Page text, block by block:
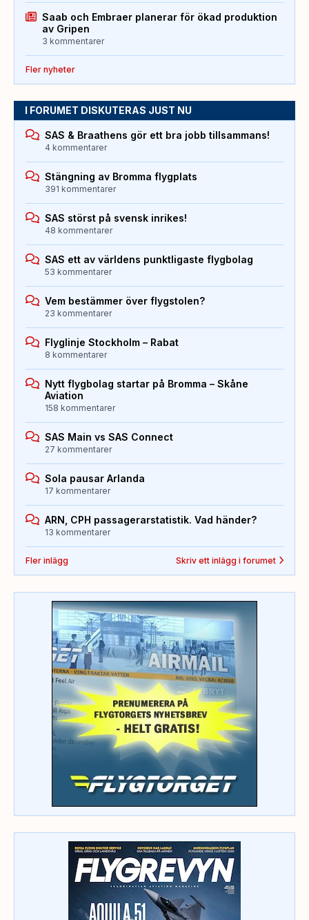
Saab och Embraer planerar för ökad produktion
av Gripen
3 kommentarer
Fler nyheter
I FORUMET DISKUTERAS JUST NU
SAS & Braathens gör ett bra jobb tillsammans!
4 kommentarer
Stängning av Bromma flygplats
391 kommentarer
SAS störst på svensk inrikes!
48 kommentarer
SAS ett av världens punktligaste flygbolag
53 kommentarer
Vem bestämmer över flygstolen?
23 kommentarer
Flyglinje Stockholm – Rabat
8 kommentarer
Nytt flygbolag startar på Bromma – Skåne
Aviation
158 kommentarer
SAS Main vs SAS Connect
27 kommentarer
Sola pausar Arlanda
17 kommentarer
ARN, CPH passagerarstatistik. Vad händer?
13 kommentarer
Fler inlägg Skriv ett inlägg i forumet